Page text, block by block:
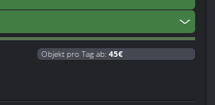
Objekt pro Tag ab: 45€